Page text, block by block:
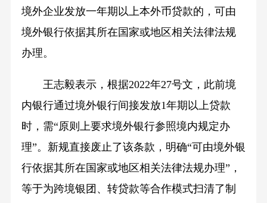
境外企业发放一年期以上本外币贷款的，可由
境外银行依据其所在国家或地区相关法律法规
办理。
王志毅表示，根据2022年27号文，此前境
内银行通过境外银行间接发放1年期以上贷款
时，需“原则上要求境外银行参照境内规定办
理”。新规直接废止了该条款，明确“可由境外银
行依据其所在国家或地区相关法律法规办理”，
等于为跨境银团、转贷款等合作模式扫清了制